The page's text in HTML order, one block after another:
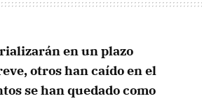
en un plazo
otros han caído en el
se han quedado como